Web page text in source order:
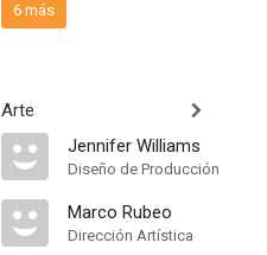
6 más
Arte
Jennifer Williams
Diseño de Producción
Marco Rubeo
Dirección Artística